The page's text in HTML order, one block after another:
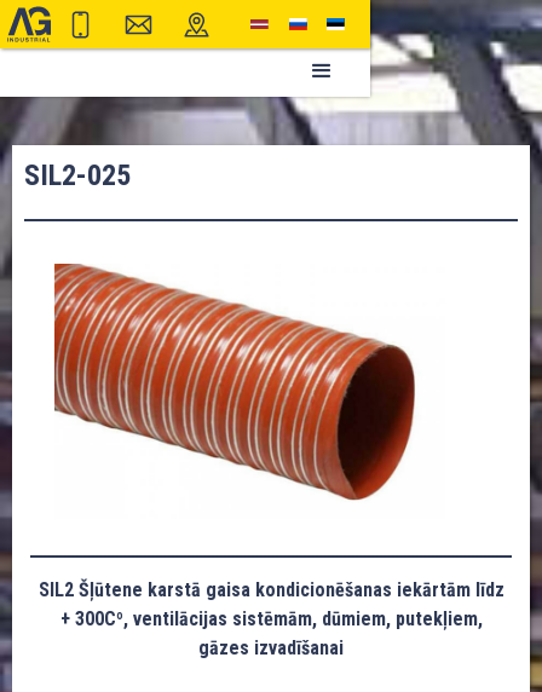
SIL2-025
SIL2 Šļūtene karstā gaisa kondicionēšanas iekārtām līdz
+ 300Cº, ventilācijas sistēmām, dūmiem, putekļiem,
gāzes izvadīšanai